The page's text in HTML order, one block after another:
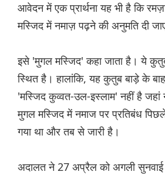
आवेदन में एक प्रार्थना यह भी है कि
मस्जिद में नमाज़ पढ़ने की अनुमति दी
इसे 'मुगल मस्जिद' कहा जाता है। ये
स्थित है। हालांकि, यह कुतुब बाड़े के
'मस्जिद कुव्वत-उल-इस्लाम' नहीं है जहां
मुगल मस्जिद में नमाज पर प्रतिबंध
गया था और तब से जारी है।
अदालत ने 27 अप्रैल को अगली